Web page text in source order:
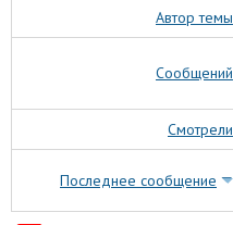
Автор темы
Сообщений
Смотрели
Последнее сообщение